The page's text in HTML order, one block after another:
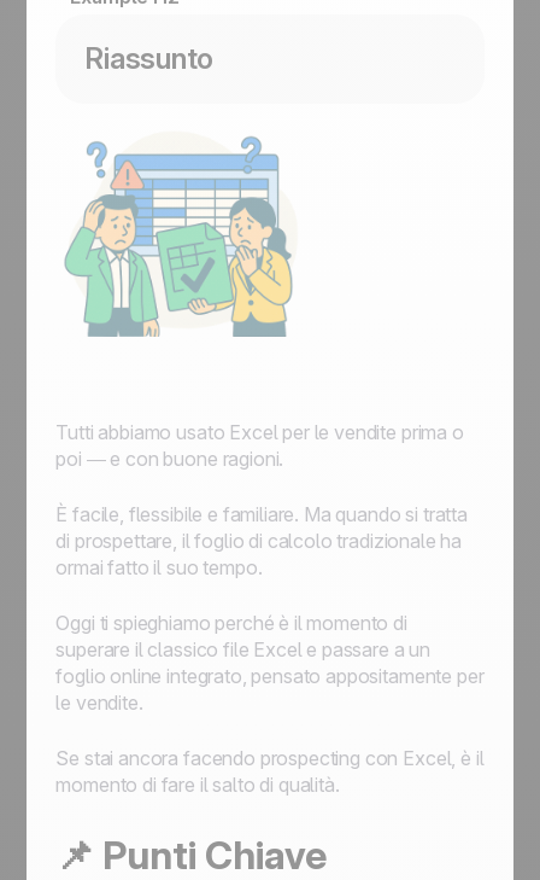
Riassunto
Tutti abbiamo usato Excel per le vendite prima o
poi — e con buone ragioni.
È facile, flessibile e familiare. Ma quando si tratta
di prospettare, il foglio di calcolo tradizionale ha
ormai fatto il suo tempo.
Oggi ti spieghiamo perché è il momento di
superare il classico file Excel e passare a un
foglio online integrato, pensato appositamente per
le vendite.
Se stai ancora facendo prospecting con Excel, è il
momento di fare il salto di qualità.
📌 Punti Chiave